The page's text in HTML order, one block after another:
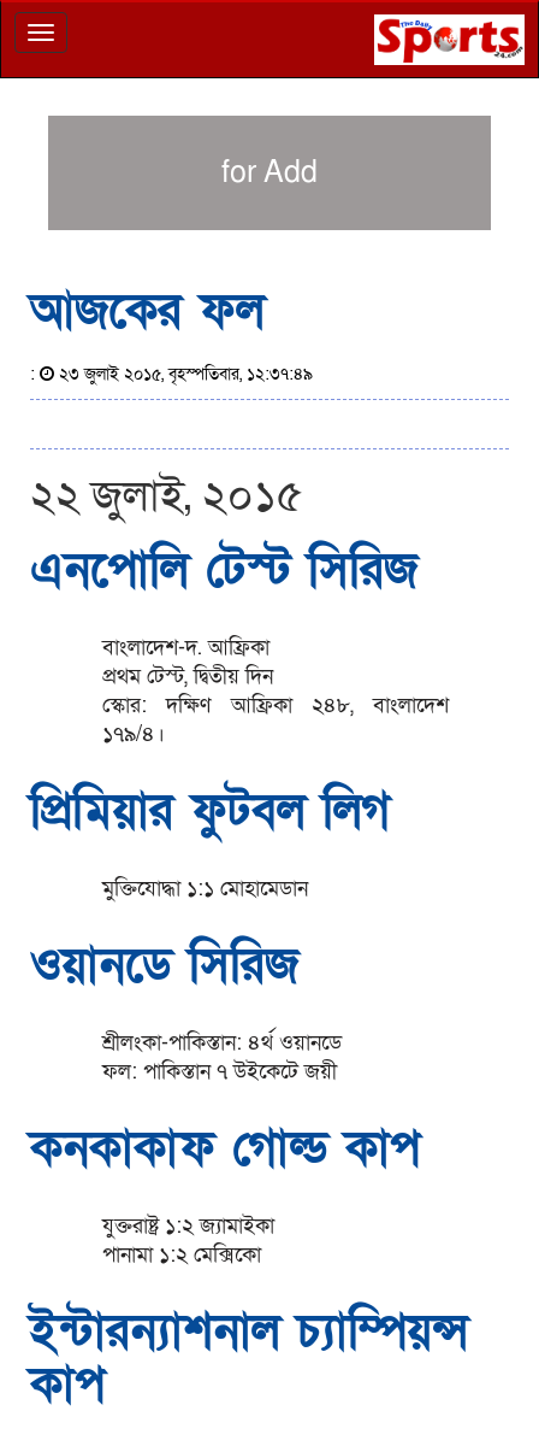
Toggle
navigation
for Add
আজকের ফল
: ২৩ জুলাই ২০১৫, বৃহস্পতিবার, ১২:৩৭:৪৯
২২ জুলাই, ২০১৫
এনপোলি টেস্ট সিরিজ
বাংলাদেশ-দ. আফ্রিকা
প্রথম টেস্ট, দ্বিতীয় দিন
স্কোর: দক্ষিণ আফ্রিকা ২৪৮, বাংলাদেশ
১৭৯/৪।
প্রিমিয়ার ফুটবল লিগ
মুক্তিযোদ্ধা ১:১ মোহামেডান
ওয়ানডে সিরিজ
শ্রীলংকা-পাকিস্তান: ৪র্থ ওয়ানডে
ফল: পাকিস্তান ৭ উইকেটে জয়ী
কনকাকাফ গোল্ড কাপ
যুক্তরাষ্ট্র ১:২ জ্যামাইকা
পানামা ১:২ মেক্সিকো
ইন্টারন্যাশনাল চ্যাম্পিয়ন্স
কাপ